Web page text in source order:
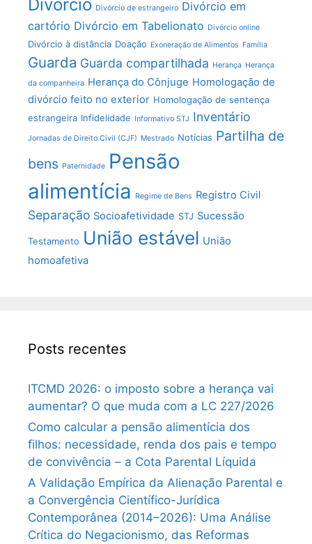
Divórcio Divórcio de estrangeiro Divórcio em
cartório Divórcio em Tabelionato Divórcio online
Divórcio à distância Doação Exoneração de Alimentos Família
Guarda Guarda compartilhada Herança Herança
da companheira Herança do Cônjuge Homologação de
divórcio feito no exterior Homologação de sentença
estrangeira Infidelidade Informativo STJ Inventário
Jornadas de Direito Civil (CJF) Mestrado Notícias Partilha de
bens Paternidade Pensão
alimentícia
Regime de Bens Registro Civil
Separação Socioafetividade STJ Sucessão
Testamento União estável União
homoafetiva
Posts recentes
ITCMD 2026: o imposto sobre a herança vai
aumentar? O que muda com a LC 227/2026
Como calcular a pensão alimentícia dos
filhos: necessidade, renda dos pais e tempo
de convivência – a Cota Parental Líquida
A Validação Empírica da Alienação Parental e
a Convergência Científico-Jurídica
Contemporânea (2014–2026): Uma Análise
Crítica do Negacionismo, das Reformas